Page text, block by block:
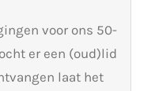
voor ons 50-
er een (oud)lid
laat het